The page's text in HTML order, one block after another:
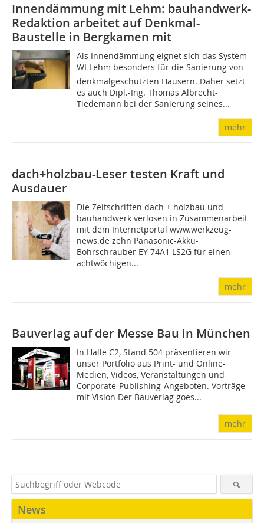
Innendämmung mit Lehm: bauhandwerk-
Redaktion arbeitet auf Denkmal-
Baustelle in Bergkamen mit
Als Innendämmung eignet sich das System
WI Lehm besonders für die Sanierung von
denkmalgeschützten Häusern. Daher setzt
es auch Dipl.-Ing. Thomas Albrecht-
Tiedemann bei der Sanierung seines...
mehr
dach+holzbau-Leser testen Kraft und
Ausdauer
Die Zeitschriften dach + holzbau und
bauhandwerk verlosen in Zusammenarbeit
mit dem Internetportal www.werkzeug-
news.de zehn Panasonic-Akku-
Bohrschrauber EY 74A1 LS2G für einen
achtwöchigen...
mehr
Bauverlag auf der Messe Bau in München
In Halle C2, Stand 504 präsentieren wir
unser Portfolio aus Print- und Online-
Medien, Videos, Veranstaltungen und
Corporate-Publishing-Angeboten. Vorträge
mit Vision Der Bauverlag goes...
mehr
News